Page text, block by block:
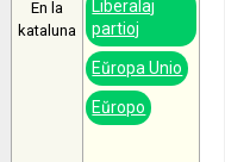
En la
kataluna
Liberalaj
partioj
Eŭropa Unio
Eŭropo